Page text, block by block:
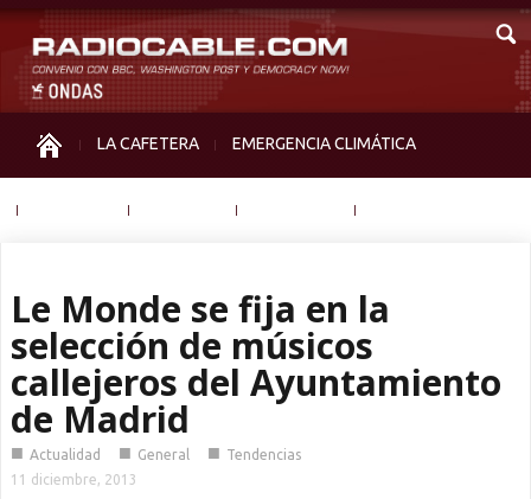
LA CAFETERA EMERGENCIA CLIMÁTICA
Le Monde se fija en la
selección de músicos
callejeros del Ayuntamiento
de Madrid
■ Actualidad ■ General ■ Tendencias
11 diciembre, 2013